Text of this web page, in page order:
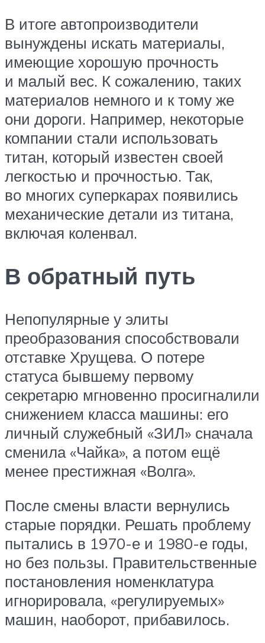
В итоге автопроизводители
вынуждены искать материалы,
имеющие хорошую прочность
и малый вес. К сожалению, таких
материалов немного и к тому же
они дороги. Например, некоторые
компании стали использовать
титан, который известен своей
легкостью и прочностью. Так,
во многих суперкарах появились
механические детали из титана,
включая коленвал.
В обратный путь
Непопулярные у элиты
преобразования способствовали
отставке Хрущева. О потере
статуса бывшему первому
секретарю мгновенно просигналили
снижением класса машины: его
личный служебный «ЗИЛ» сначала
сменила «Чайка», а потом ещё
менее престижная «Волга».
После смены власти вернулись
старые порядки. Решать проблему
пытались в 1970-е и 1980-е годы,
но без пользы. Правительственные
постановления номенклатура
игнорировала, «регулируемых»
машин, наоборот, прибавилось.